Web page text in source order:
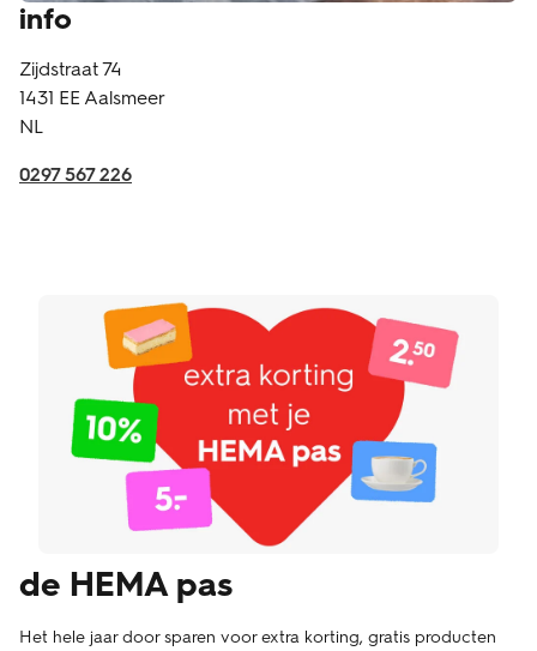
info
Zijdstraat 74
1431 EE Aalsmeer
NL
0297 567 226
de HEMA pas
Het hele jaar door sparen voor extra korting, gratis producten